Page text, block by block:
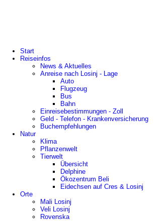
Start
Reiseinfos
News & Aktuelles
Anreise nach Losinj - Lage
Auto
Flugzeug
Bus
Bahn
Einreisebestimmungen - Zoll
Geld - Telefon - Krankenversicherung
Buchempfehlungen
Natur
Klima
Pflanzenwelt
Tierwelt
Übersicht
Delphine
Ökozentrum Beli
Eidechsen auf Cres & Losinj
Orte
Mali Losinj
Veli Losinj
Rovenska